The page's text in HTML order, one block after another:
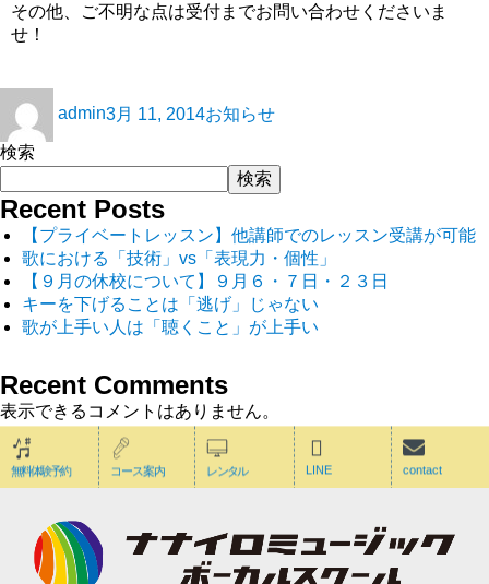
その他、ご不明な点は受付までお問い合わせくださいま
せ！
admin3月 11, 2014お知らせ
検索
検索
Recent Posts
【プライベートレッスン】他講師でのレッスン受講が可能
歌における「技術」vs「表現力・個性」
【９月の休校について】９月６・７日・２３日
キーを下げることは「逃げ」じゃない
歌が上手い人は「聴くこと」が上手い
Recent Comments
表示できるコメントはありません。
無料体験予約 コース案内 レンタル LINE contact